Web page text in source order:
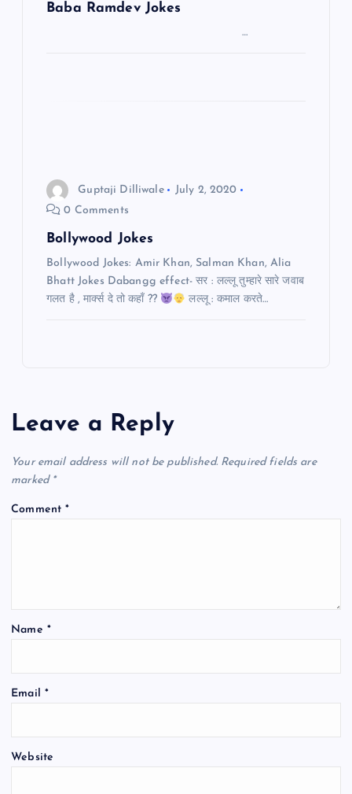
Baba Ramdev Jokes
…
Guptaji Dilliwale
July 2, 2020
0 Comments
Bollywood Jokes
Bollywood Jokes: Amir Khan, Salman Khan, Alia
Bhatt Jokes Dabangg effect- सर : लल्लू तुम्हारे सारे जवाब
गलत है , मार्क्स दे तो कहाँ ??
लल्लू : कमाल करते…
Leave a Reply
Your email address will not be published. Required fields are
marked *
Comment*
Name *
Email *
Website